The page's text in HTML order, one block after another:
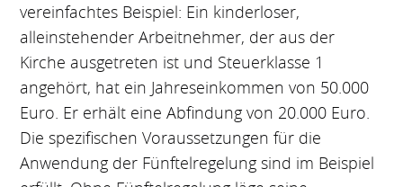
vereinfachtes Beispiel: Ein kinderloser,
alleinstehender Arbeitnehmer, der aus der
Kirche ausgetreten ist und Steuerklasse 1
angehört, hat ein Jahreseinkommen von 50.000
Euro. Er erhält eine Abfindung von 20.000 Euro.
Die spezifischen Voraussetzungen für die
Anwendung der Fünftelregelung sind im Beispiel